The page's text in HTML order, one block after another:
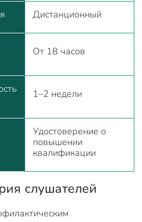
Дистанционный
От 18 часов
1–2 недели
Удостоверение о
повышении
квалификации
слушателей